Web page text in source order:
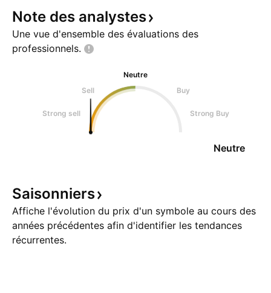
Note des analystes
Une vue d'ensemble des évaluations des
professionnels.
Neutre
Sell
Buy
Strong sell Strong Buy
Neutre
Saisonniers
Affiche l'évolution du prix d'un symbole au cours des
années précédentes afin d'identifier les tendances
récurrentes.